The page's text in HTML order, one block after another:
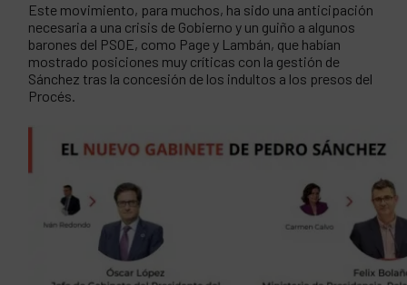
Este movimiento, para muchos, ha sido una anticipación
necesaria a una crisis de Gobierno y un guiño a algunos
barones del PSOE, como Page y Lambán, que habían
mostrado posiciones muy críticas con la gestión de
Sánchez tras la concesión de los indultos a los presos del
Procés.